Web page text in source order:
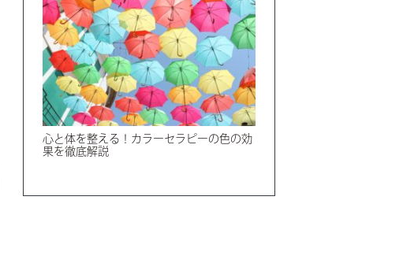
心と体を整える！カラーセラピーの色の効
果を徹底解説